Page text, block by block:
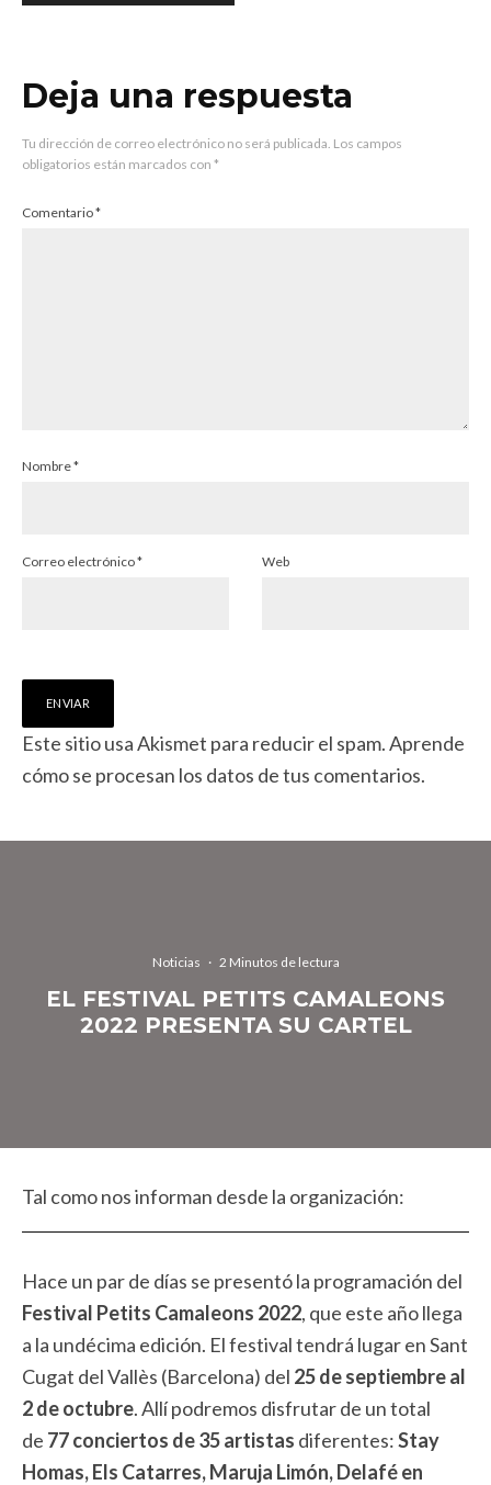
Deja una respuesta
Tu dirección de correo electrónico no será publicada. Los campos
obligatorios están marcados con *
Comentario*
Nombre*
Correo electrónico* Web
Este sitio usa Akismet para reducir el spam.Aprende
cómo se procesan los datos de tus comentarios.
Noticias · 2 Minutos de lectura
EL FESTIVAL PETITS CAMALEONS
2022 PRESENTA SU CARTEL
Tal como nos informan desde la organización:
Hace un par de días se presentó la programación del
Festival Petits Camaleons 2022, que este año llega
a la undécima edición. El festival tendrá lugar en Sant
Cugat del Vallès (Barcelona) del 25 de septiembre al
2 de octubre. Allí podremos disfrutar de un total
de 77 conciertos de 35 artistas diferentes:Stay
Homas, Els Catarres, Maruja Limón, Delafé en